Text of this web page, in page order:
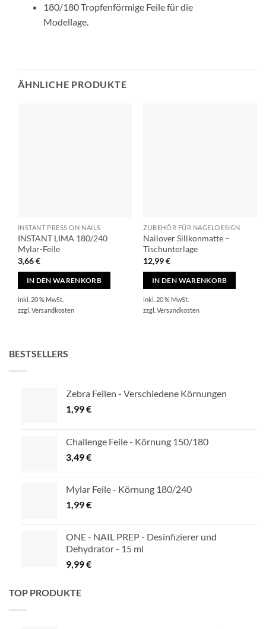
180/180 Tropfenförmige Feile für die
Modellage.
ÄHNLICHE PRODUKTE
INSTANT PRESS ON NAILS
INSTANT LIMA 180/240
Mylar-Feile
3,66€
IN DEN WARENKORB
inkl. 20 % MwSt.
zzgl. Versandkosten
ZUBEHÖR FÜR NAGELDESIGN
Nailover Silikonmatte –
Tischunterlage
12,99€
IN DEN WARENKORB
inkl. 20 % MwSt.
zzgl.Versandkosten
BESTSELLERS
Zebra Feilen - Verschiedene Körnungen
1,99€
Challenge Feile - Körnung 150/180
3,49€
Mylar Feile - Körnung 180/240
1,99€
ONE - NAIL PREP - Desinfizierer und
Dehydrator - 15 ml
9,99€
TOP PRODUKTE